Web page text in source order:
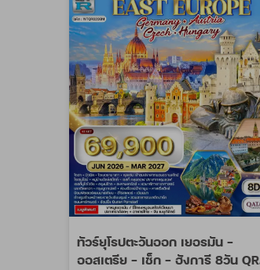
ทัวร์ยุโรปตะวันออก เยอรมัน -
ออสเตรีย - เช็ก - ฮังการี 8วัน QR